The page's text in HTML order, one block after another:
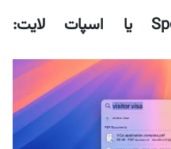
1. فعال کردن Spotlight یا اسپات لایت: